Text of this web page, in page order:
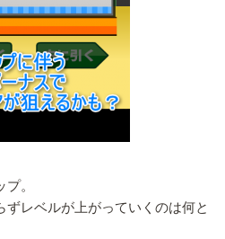
。
レベルが上がっていくのは何と